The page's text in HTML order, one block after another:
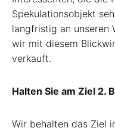
Spekulationsobjekt
langfristig an unseren
wir mit diesem
verkauft.
Halten Sie am Ziel 2.
Wir behalten das Ziel